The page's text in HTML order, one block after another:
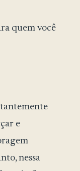
quem você
e
nessa